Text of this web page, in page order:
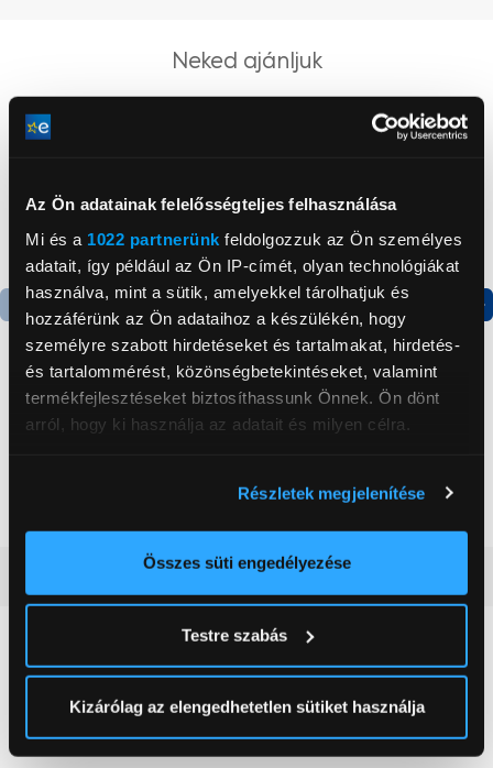
Az Ön adatainak felelősségteljes felhasználása
Mi és a 1022 partnerünk feldolgozzuk az Ön személyes
adatait, így például az Ön IP-címét, olyan technológiákat
használva, mint a sütik, amelyekkel tárolhatjuk és
hozzáférünk az Ön adataihoz a készülékén, hogy
személyre szabott hirdetéseket és tartalmakat, hirdetés-
és tartalommérést, közönségbetekintéseket, valamint
termékfejlesztéseket biztosíthassunk Önnek. Ön dönt
arról, hogy ki használja az adatait és milyen célra.
elhelyezkedéséről pár méteres pontossággal
Az Ön készülékén beazonosítása annak konkrét
módjairól és adja meg preferenciáit aRészletek
pontban. Bármikor módosíthatja vagy visszavonhatja a
Sütinyilatkozathoz való hozzájárulását.
Részletek megjelenítése
Összes süti engedélyezése
Testre szabás
Kizárólag az elengedhetetlen sütiket használja
Neked ajánljuk
Gorenje NRS8182KX Side
by side hűtőszekrény
Alulfagyasztós
179 999 Ft
0
0 értékelés